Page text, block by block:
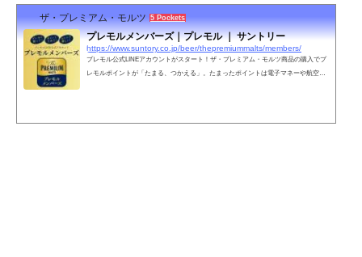
ザ・プレミアム・モルツ 5 Pockets
プレモルメンバーズ｜プレモル ｜ サントリー
https://www.suntory.co.jp/beer/thepremiummalts/members/
プレモル公式LINEアカウントがスタート！ザ・プレミアム・モルツ商品の購入でプ
レモルポイントが「たまる、つかえる」。たまったポイントは電子マネーや航空会